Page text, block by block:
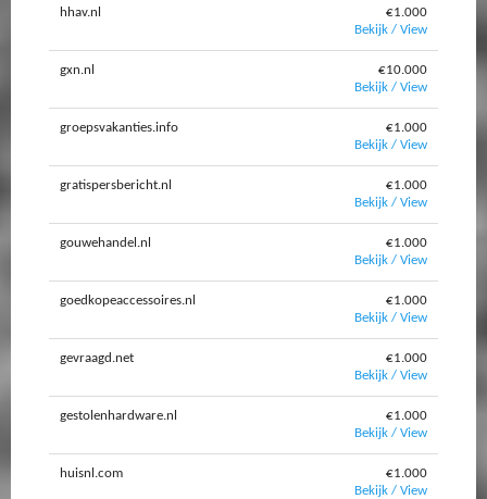
hhav.nl
€1.000
Bekijk / View
gxn.nl
€10.000
Bekijk / View
groepsvakanties.info
€1.000
Bekijk / View
gratispersbericht.nl
€1.000
Bekijk / View
gouwehandel.nl
€1.000
Bekijk / View
goedkopeaccessoires.nl
€1.000
Bekijk / View
gevraagd.net
€1.000
Bekijk / View
gestolenhardware.nl
€1.000
Bekijk / View
huisnl.com
€1.000
Bekijk / View